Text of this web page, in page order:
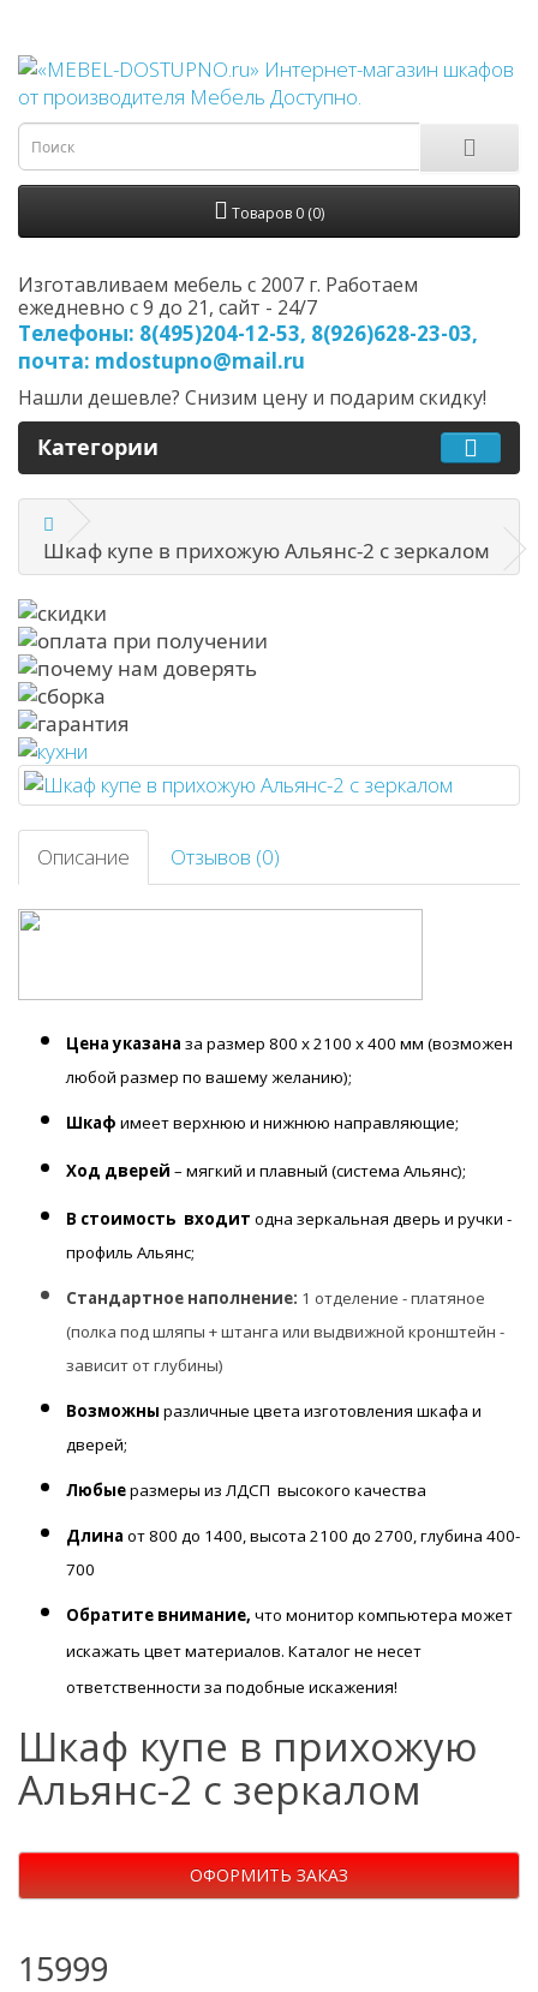
Товаров 0 (0)
Изготавливаем мебель с 2007 г. Работаем
ежедневно с 9 до 21, cайт - 24/7
Телефоны: 8(495)204-12-53, 8(926)628-23-03,
почта: mdostupno@mail.ru
Нашли дешевле? Снизим цену и подарим скидку!
Категории
Шкаф купе в прихожую Альянс-2 с зеркалом
Описание Отзывов (0)
Цена указана за размер 800 х 2100 х 400 мм (возможен
любой размер по вашему желанию);
Шкаф имеет верхнюю и нижнюю направляющие;
Ход дверей – мягкий и плавный (система Альянс);
В стоимость входит одна зеркальная дверь и ручки -
профиль Альянс;
Стандартное наполнение: 1 отделение - платяное
(полка под шляпы + штанга или выдвижной кронштейн -
зависит от глубины)
Возможны различные цвета изготовления шкафа и
дверей;
Любыеразмеры из ЛДСП высокого качества
Длина от 800 до 1400, высота 2100 до 2700, глубина 400-
700
Обратите внимание, что монитор компьютера может
искажать цвет материалов. Каталог не несет
ответственности за подобные искажения!
Шкаф купе в прихожую
Альянс-2 с зеркалом
ОФОРМИТЬ ЗАКАЗ
15999